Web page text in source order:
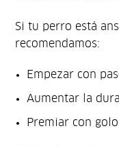
Si tu perro está
recomendamos:
Empezar con
Aumentar la
Premiar con